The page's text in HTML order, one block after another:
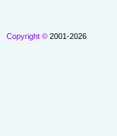
Copyright © 2001-2026